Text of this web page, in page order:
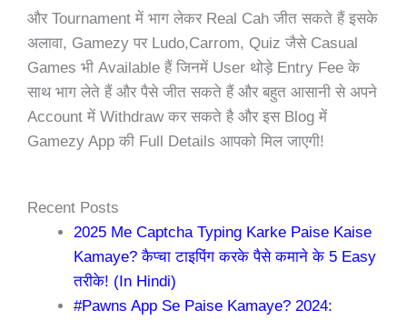
और Tournament में भाग लेकर Real Cah जीत सकते हैं इसके
अलावा, Gamezy पर Ludo,Carrom, Quiz जैसे Casual
Games भी Available हैं जिनमें User थोड़े Entry Fee के
साथ भाग लेते हैं और पैसे जीत सकते हैं और बहुत आसानी से अपने
Account में Withdraw कर सकते है और इस Blog में
Gamezy App की Full Details आपको मिल जाएगी!
Recent Posts
2025 Me Captcha Typing Karke Paise Kaise
Kamaye? कैप्चा टाइपिंग करके पैसे कमाने के 5 Easy
तरीके! (In Hindi)
#Pawns App Se Paise Kamaye? 2024: